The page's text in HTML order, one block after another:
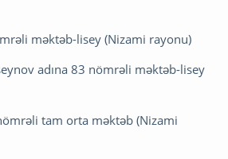
məktəb-lisey (Nizami rayonu)
adına 83 nömrəli məktəb-lisey
tam orta məktəb (Nizami